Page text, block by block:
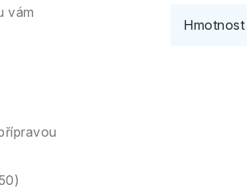
vám
Hmotnost